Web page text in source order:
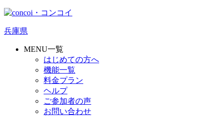
兵庫県
MENU一覧
はじめての方へ
機能一覧
料金プラン
ヘルプ
ご参加者の声
お問い合わせ